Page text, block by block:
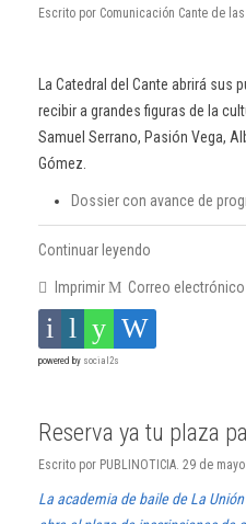
Escrito por Comunicación Cante de
La Catedral del Cante abrirá sus
recibir a grandes figuras de la
Samuel Serrano, Pasión Vega,
Gómez.
Dossier con avance de
Continuar leyendo
Imprimir Correo electrónico
powered by social2s
Reserva ya tu plaza
Escrito por PUBLINOTICIA. 29 de
La academia de baile de La Unión